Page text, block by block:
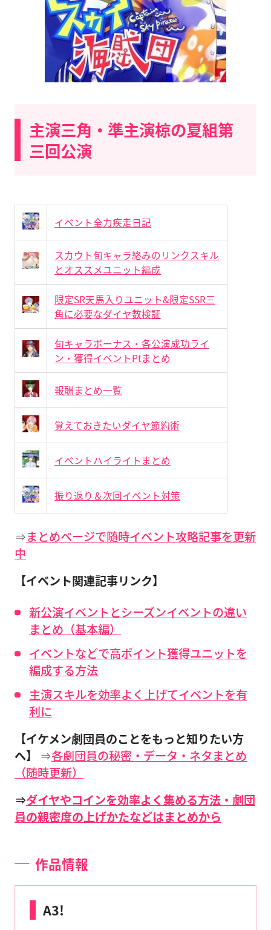
主演三角・準主演椋の夏組第
三回公演
イベント全力疾走日記
スカウト旬キャラ絡みのリンクスキル
とオススメユニット編成
限定SR天馬入りユニット&限定SSR三
角に必要なダイヤ数検証
旬キャラボーナス・各公演成功ライ
ン・獲得イベントPtまとめ
報酬まとめ一覧
覚えておきたいダイヤ節約術
イベントハイライトまとめ
振り返り＆次回イベント対策
⇒まとめページで随時イベント攻略記事を更新
中
【イベント関連記事リンク】
新公演イベントとシーズンイベントの違い
まとめ（基本編）
イベントなどで高ポイント獲得ユニットを
編成する方法
主演スキルを効率よく上げてイベントを有
利に
【イケメン劇団員のことをもっと知りたい方
へ】
⇒各劇団員の秘密・データ・ネタまとめ
（随時更新）
⇒ダイヤやコインを効率よく集める方法・劇団
員の親密度の上げかたなどはまとめから
作品情報
A3!